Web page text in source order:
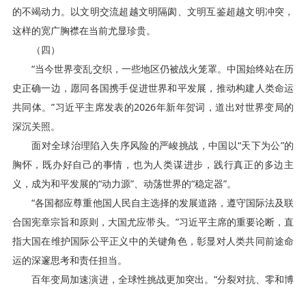
的不竭动力。以文明交流超越文明隔阂、文明互鉴超越文明冲突，
这样的宽广胸襟在当前尤显珍贵。
（四）
“当今世界变乱交织，一些地区仍被战火笼罩。中国始终站在历
史正确一边，愿同各国携手促进世界和平发展，推动构建人类命运
共同体。”习近平主席发表的2026年新年贺词，道出对世界变局的
深沉关照。
面对全球治理陷入失序风险的严峻挑战，中国以“天下为公”的
胸怀，既办好自己的事情，也为人类谋进步，践行真正的多边主
义，成为和平发展的“动力源”、动荡世界的“稳定器”。
“各国都应尊重他国人民自主选择的发展道路，遵守国际法及联
合国宪章宗旨和原则，大国尤应带头。”习近平主席的重要论断，直
指大国在维护国际公平正义中的关键角色，彰显对人类共同前途命
运的深邃思考和责任担当。
百年变局加速演进，全球性挑战更加突出。“分裂对抗、零和博